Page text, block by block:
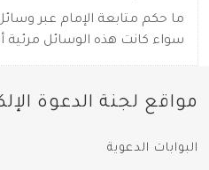
ما حكم متابعة الإمام عبر وسائل
سواء كانت هذه الوسائل
مواقع لجنة الدعوة
البوابات الدعوية